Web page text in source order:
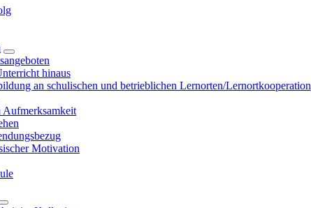
hinaus
an schulischen und betrieblichen Lernorten/Lernortkooperation
Aufmerksamkeit
Motivation